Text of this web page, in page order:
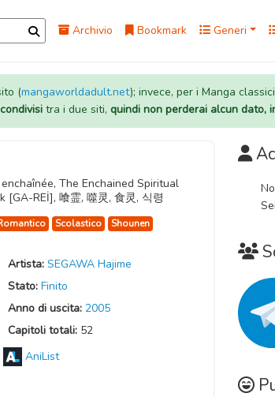
Archivio Bookmark Generi
(mangaworldadult.net); invece, per i Manga
tra i due siti, quindi non perderai alcun dato,
The Enchained Spiritual
[GA-REİ], 喰霊, 噬灵, 食灵, 식령
Scolastico
Shounen
Artista: SEGAWA Hajime
Stato: Finito
Anno di uscita: 2005
Capitoli totali: 52
AniList